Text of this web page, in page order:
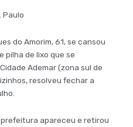
Paulo
do Amorim, 61, se cansou
pilha de lixo que se
Ademar (zona sul de
resolveu fechar a
apareceu e retirou